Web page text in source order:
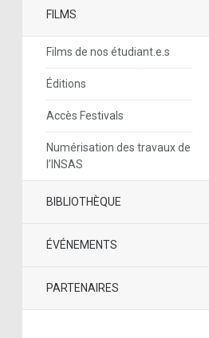
FILMS
Films de nos étudiant.e.s
Éditions
Accès Festivals
Numérisation des travaux de
l’INSAS
BIBLIOTHÈQUE
ÉVÉNEMENTS
PARTENAIRES